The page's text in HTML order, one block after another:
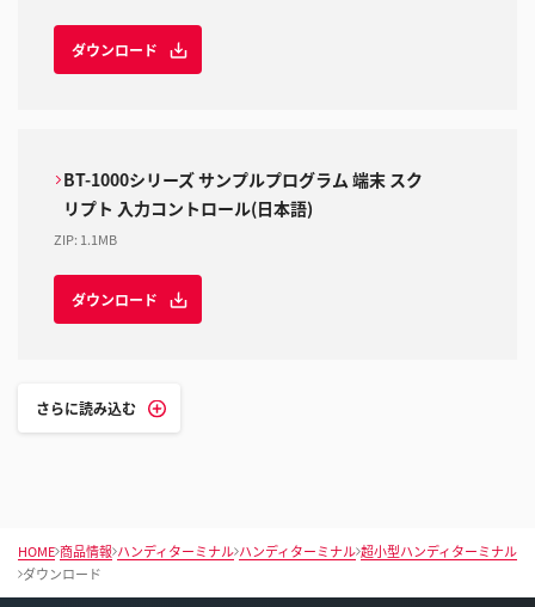
ダウンロード
BT-1000シリーズ サンプルプログラム 端末 スク
リプト 入力コントロール(日本語)
ZIP: 1.1MB
ダウンロード
さらに読み込む
HOME 商品情報 ハンディターミナル ハンディターミナル 超小型ハンディターミナル
ダウンロード